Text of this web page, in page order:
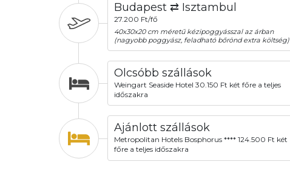
Budapest ⇄ Isztambul
27.200 Ft/fő
40x30x20 cm méretű kézipoggyásszal az árban
(nagyobb poggyász, feladható bőrönd extra költség)
Olcsóbb szállások
Weingart Seaside Hotel 30.150 Ft két főre a teljes
időszakra
Ajánlott szállások
Metropolitan Hotels Bosphorus **** 124.500 Ft két
főre a teljes időszakra